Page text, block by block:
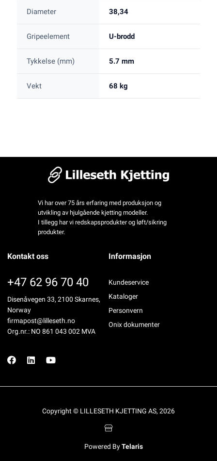
Diameter 38,34
Gripeelement U-brodd
Tykkelse (mm) 5.7 mm
Vekt 68 kg
Vi har over 75 års erfaring med produksjon og
utvikling av hjulgående kjetting modeller.
I tillegg har vi redskapsprodukter og løft/sikring
produkter.
Kontakt oss
+47 62 96 70 40
Disenåvegen 33, 2100 Skarnes,
Norway
firmapost@lilleseth.no
Org.nr.: NO 861 043 002 MVA
Informasjon
Kundeservice
Kataloger
Personvern
Onix dokumenter
Copyright © LILLESETH KJETTING AS, 2026
Powered ByTelaris